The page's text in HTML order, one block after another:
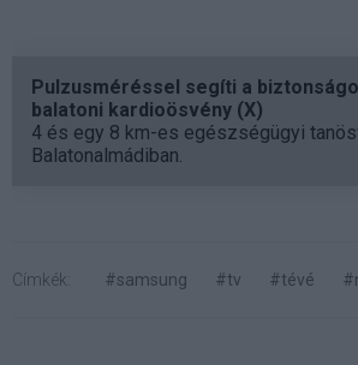
Pulzusméréssel segíti a
balatoni kardioösvény (X)
4 és egy 8 km-es egészségügyi
Balatonalmádiban.
Címkék: #samsung #tv #tévé